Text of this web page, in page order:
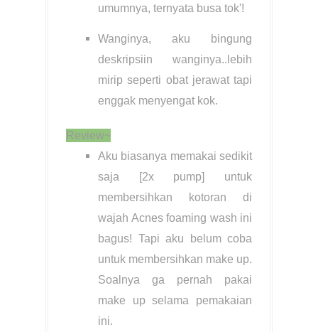
umumnya, ternyata busa tok'!
Wanginya, aku bingung
deskripsiin wanginya..lebih
mirip seperti obat jerawat tapi
enggak menyengat kok.
Review~
Aku biasanya memakai sedikit
saja [2x pump] untuk
membersihkan kotoran di
wajah Acnes foaming wash ini
bagus! Tapi aku belum coba
untuk membersihkan make up.
Soalnya ga pernah pakai
make up selama pemakaian
ini.